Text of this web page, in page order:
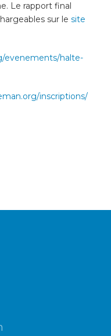
rabais
Le rapport final
sur le site
evenements/halte-
inscriptions/